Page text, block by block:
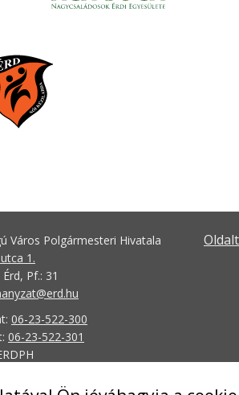
Város Polgármesteri Hivatala
1.
Pf.: 31
06-23-522-300
06-23-522-301